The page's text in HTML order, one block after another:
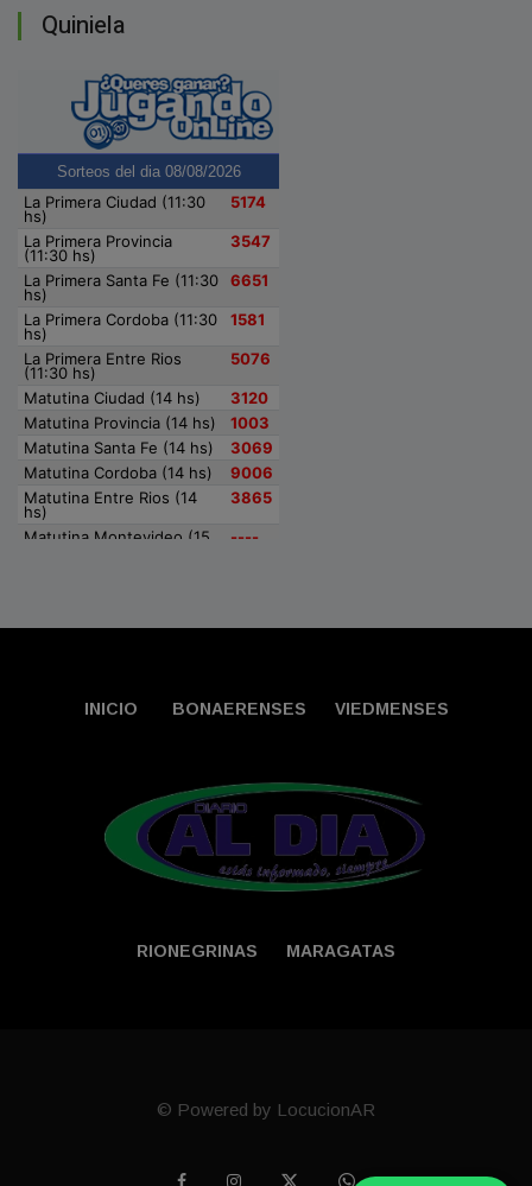
Quiniela
INICIO BONAERENSES VIEDMENSES
RIONEGRINAS MARAGATAS
© Powered by LocucionAR